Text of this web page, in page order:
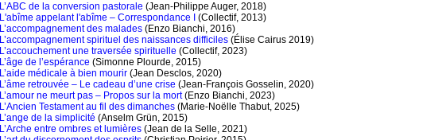
L’ABC de la conversion pastorale (Jean-Philippe Auger, 2018)
L'abîme appelant l'abîme – Correspondance I
(Collectif, 2013)
L’accompagnement des malades (Enzo Bianchi, 2016)
L’accompagnement spirituel des naissances difficiles (Élise Cairus 2019)
L’accouchement une traversée spirituelle (Collectif, 2023)
L’âge de l’espérance (Simonne Plourde, 2015)
L’aide médicale à bien mourir (Jean Desclos, 2020)
L’âme retrouvée – Le cadeau d’une crise (Jean-François Gosselin, 2020)
L’amour ne meurt pas – Propos sur la mort(Enzo Bianchi, 2023)
L’Ancien Testament au fil des dimanches (Marie-Noëlle Thabut, 2025)
L’ange de la simplicité (Anselm Grün, 2015)
L’Arche entre ombres et lumières (Jean de la Selle, 2021)